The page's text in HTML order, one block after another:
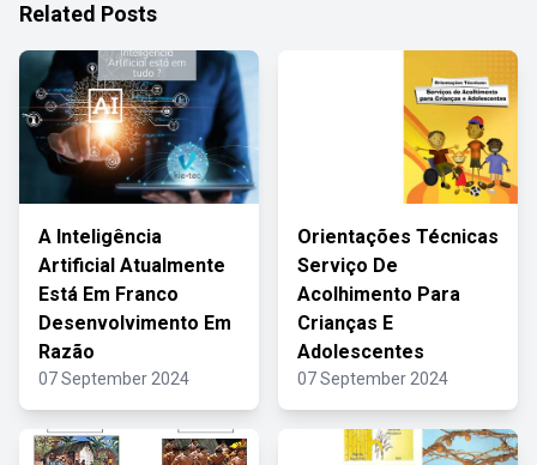
Related Posts
A Inteligência
Artificial Atualmente
Está Em Franco
Desenvolvimento Em
Razão
07 September 2024
Orientações Técnicas
Serviço De
Acolhimento Para
Crianças E
Adolescentes
07 September 2024